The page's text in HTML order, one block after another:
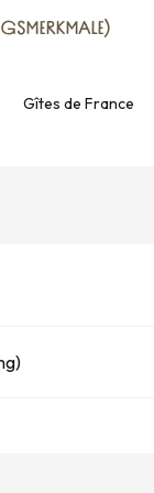
Gîtes de France